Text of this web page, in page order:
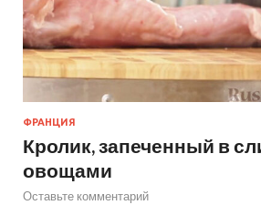
ФРАНЦИЯ
Кролик, запеченный в
овощами
Оставьте комментарий